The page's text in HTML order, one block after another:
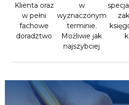
Klienta oraz
w pełni
fachowe
doradztwo
w
wyznaczonym
terminie.
Możliwie jak
najszybciej